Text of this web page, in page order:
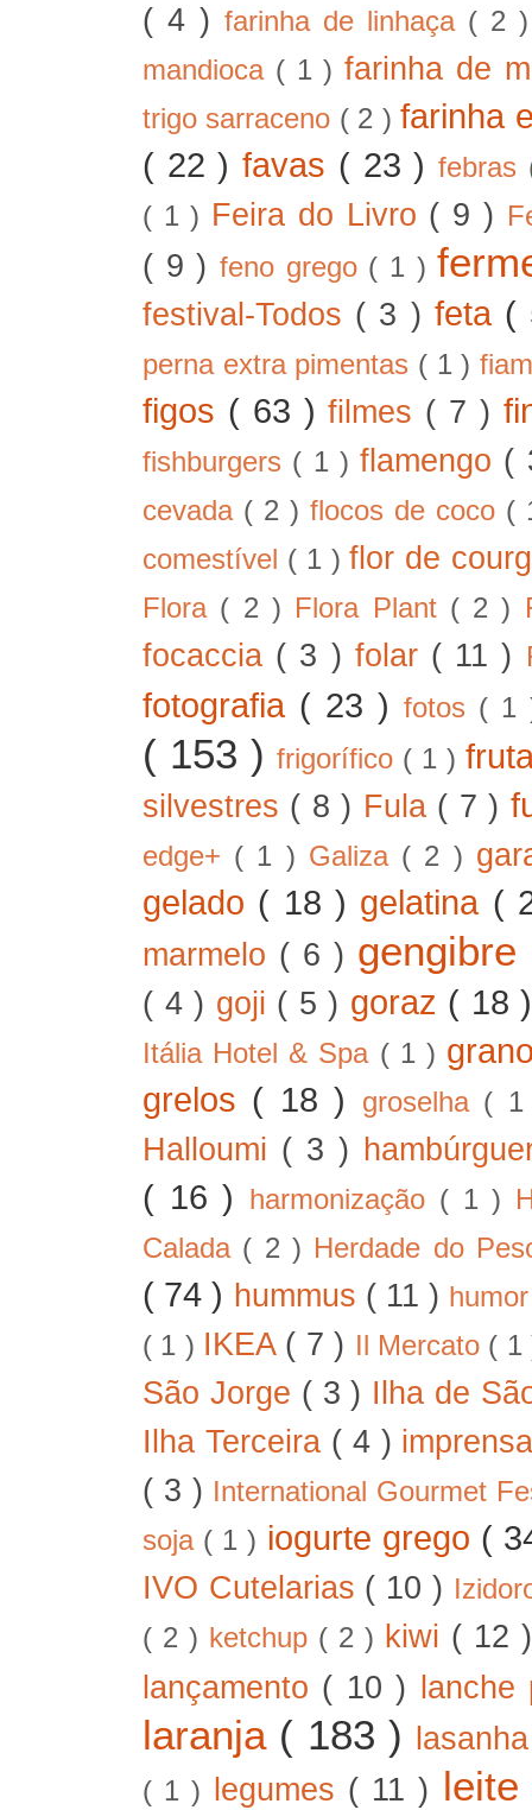
( 4 ) farinha de linhaça ( 2
mandioca ( 1 )farinha de
trigo sarraceno ( 2 )farinha
( 22 )favas ( 23 ) febras
( 1 ) Feira do Livro ( 9 )
( 9 ) feno grego ( 1 )
festival-Todos ( 3 ) feta (
perna extra pimentas ( 1 )
figos ( 63 )filmes ( 7 )
fishburgers ( 1 )flamengo (
cevada ( 2 )flocos de coco (
comestível ( 1 )flor de
Flora ( 2 ) Flora Plant ( 2 )
focaccia ( 3 ) folar ( 11 )
fotografia ( 23 ) fotos (
( 153 )frigorífico ( 1 )
silvestres ( 8 ) Fula ( 7 )
edge+ ( 1 ) Galiza ( 2 )
gelado ( 18 ) gelatina (
marmelo ( 6 ) gengibre
( 4 ) goji ( 5 ) goraz ( 18
Itália Hotel & Spa ( 1 )
grelos ( 18 ) groselha (
Halloumi ( 3 )
( 16 ) harmonização ( 1 )
Calada ( 2 ) Herdade do
( 74 ) hummus ( 11 )
( 1 ) IKEA ( 7 ) Il Mercato (
São Jorge ( 3 ) Ilha de
Ilha Terceira ( 4 )
( 3 ) International Gourmet
soja ( 1 ) iogurte grego (
IVO Cutelarias ( 10 )
( 2 ) ketchup ( 2 ) kiwi ( 12
lançamento ( 10 )
laranja ( 183 )
( 1 ) legumes ( 11 )